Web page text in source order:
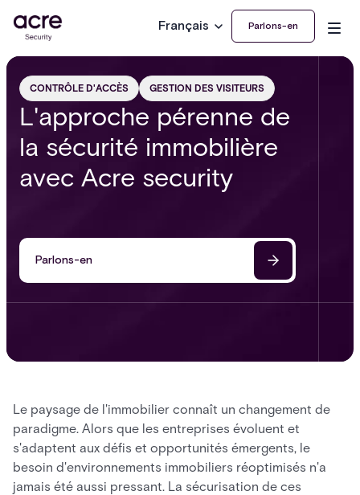
Français Parlons-en
CONTRÔLE D'ACCÈS GESTION DES VISITEURS
L'approche pérenne de
la sécurité immobilière
avec Acre security
Parlons-en
Le paysage de l'immobilier connaît un changement de
paradigme. Alors que les entreprises évoluent et
s'adaptent aux défis et opportunités émergents, le
besoin d'environnements immobiliers réoptimisés n'a
jamais été aussi pressant. La sécurisation de ces